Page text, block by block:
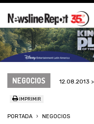
NEGOCIOS 12.08.2013
IMPRIMIR
PORTADA NEGOCIOS